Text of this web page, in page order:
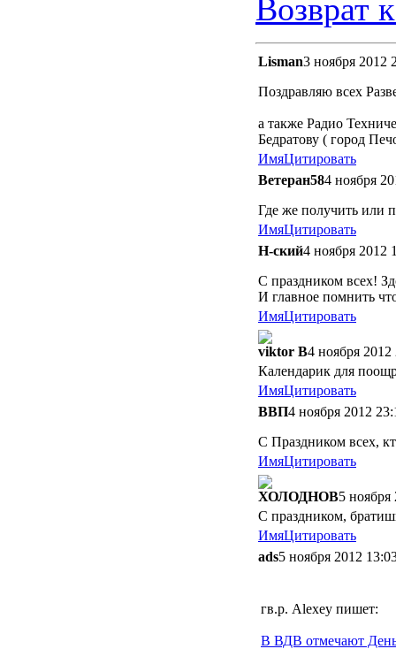
Возврат
Lisman3 ноября 2012
Поздравляю всех
а также Радио
Бедратову ( город
ИмяЦитировать
Ветеран584 ноября
Где же получить или
ИмяЦитировать
Н-ский4 ноября 2012
С праздником всех!
И главное помнить
ИмяЦитировать
viktor B4 ноября 2012
Календарик для
ИмяЦитировать
ВBП4 ноября 2012
С Праздником всех,
ИмяЦитировать
ХОЛОДНОВ5 ноября
С праздником,
ИмяЦитировать
ads5 ноября 2012
гв.р. Alexey пишет:
В ВДВ отмечают День